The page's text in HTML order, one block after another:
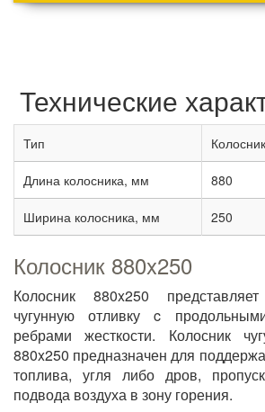
Технические
Тип
Длина колосника, мм 880
Ширина колосника, мм 250
Колосник 880x250
Колосник 880x250
чугунную отливку c
ребрами жесткости. Колосник
880x250 предназначен для
топлива, угля либо дров,
подвода воздуха в зону горения.